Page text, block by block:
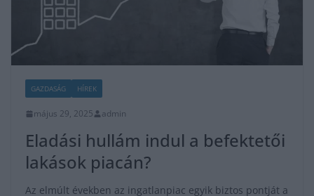
GAZDASÁG HÍREK
május 29, 2025 admin
Eladási hullám indul a befektetői
lakások piacán?
Az elmúlt években az ingatlanpiac egyik biztos pontját a